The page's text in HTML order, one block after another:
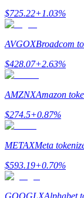
合約功能使用
學習如何保持
$725.22+1.03%
AVGOXBroadcom
$428.07+2.63%
AMZNXAmazon
$274.5+0.87%
METAXMeta
$593.19+0.70%
GOOGLXAlphabet